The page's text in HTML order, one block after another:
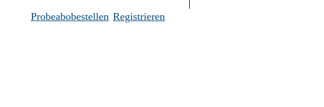
Probeabobestellen Registrieren